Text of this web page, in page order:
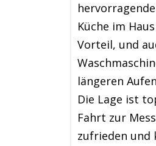
Küche im
Vorteil, und
längeren
Die Lage ist
Fahrt zur
zufrieden und